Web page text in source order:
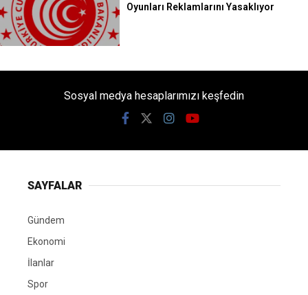
Oyunları Reklamlarını Yasaklıyor
Sosyal medya hesaplarımızı keşfedin
SAYFALAR
Gündem
Ekonomi
İlanlar
Spor